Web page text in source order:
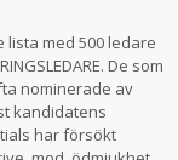
med 500 ledare
De som
nominerade av
kandidatens
har försökt